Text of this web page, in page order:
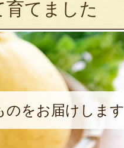
てました
のをお届けします